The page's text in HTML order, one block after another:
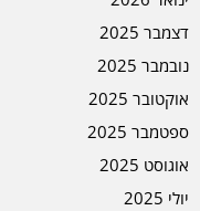
דצמבר 2025
נובמבר 2025
אוקטובר 2025
ספטמבר 2025
אוגוסט 2025
יולי 2025